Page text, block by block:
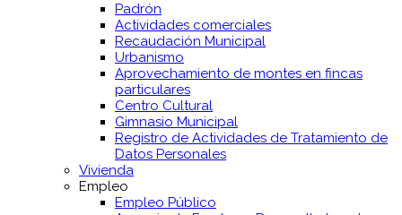
Padrón
Actividades comerciales
Recaudación Municipal
Urbanismo
Aprovechamiento de montes en fincas
particulares
Centro Cultural
Gimnasio Municipal
Registro de Actividades de Tratamiento de
Datos Personales
Vivienda
Empleo
Empleo Público